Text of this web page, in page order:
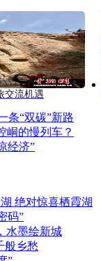
交流机遇
条“双碳”新路
的慢列车？
经济”
绝对惊喜栖霞湖
码”
水墨绘新城
般乡愁